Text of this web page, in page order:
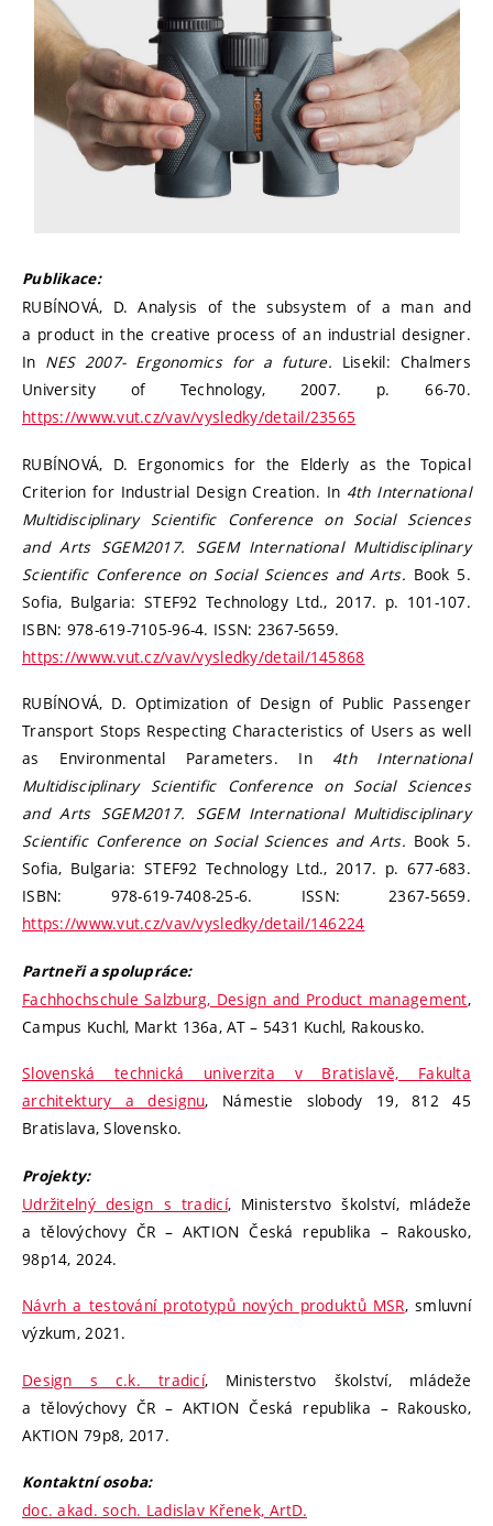
Publikace:
RUBÍNOVÁ, D. Analysis of the subsystem of a man and
a product in the creative process of an industrial designer.
In NES 2007- Ergonomics for a future. Lisekil: Chalmers
University of Technology, 2007. p. 66-70.
https://www.vut.cz/vav/vysledky/detail/23565
RUBÍNOVÁ, D. Ergonomics for the Elderly as the Topical
Criterion for Industrial Design Creation. In 4th International
Multidisciplinary Scientific Conference on Social Sciences
and Arts SGEM2017. SGEM International Multidisciplinary
Scientific Conference on Social Sciences and Arts. Book 5.
Sofia, Bulgaria: STEF92 Technology Ltd., 2017. p. 101-107.
ISBN: 978-619-7105-96-4. ISSN: 2367-5659.
https://www.vut.cz/vav/vysledky/detail/145868
RUBÍNOVÁ, D. Optimization of Design of Public Passenger
Transport Stops Respecting Characteristics of Users as well
as Environmental Parameters. In 4th International
Multidisciplinary Scientific Conference on Social Sciences
and Arts SGEM2017. SGEM International Multidisciplinary
Scientific Conference on Social Sciences and Arts. Book 5.
Sofia, Bulgaria: STEF92 Technology Ltd., 2017. p. 677-683.
ISBN: 978-619-7408-25-6. ISSN: 2367-5659.
https://www.vut.cz/vav/vysledky/detail/146224
Partneři a spolupráce:
Fachhochschule Salzburg, Design and Product management,
Campus Kuchl, Markt 136a, AT – 5431 Kuchl, Rakousko.
Slovenská technická univerzita v Bratislavě, Fakulta
architektury a designu, Námestie slobody 19, 812 45
Bratislava, Slovensko.
Projekty:
Udržitelný design s tradicí, Ministerstvo školství, mládeže
a tělovýchovy ČR – AKTION Česká republika – Rakousko,
98p14, 2024.
Návrh a testování prototypů nových produktů MSR, smluvní
výzkum, 2021.
Design s c.k. tradicí, Ministerstvo školství, mládeže
a tělovýchovy ČR – AKTION Česká republika – Rakousko,
AKTION 79p8, 2017.
Kontaktní osoba:
doc. akad. soch. Ladislav Křenek, ArtD.